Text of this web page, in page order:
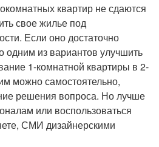
квартир не сдаются
свое жилье под
Если оно достаточно
из вариантов улучшить
1-комнатной квартиры в 2-
можно самостоятельно,
решения вопроса. Но лучше
или воспользоваться
СМИ дизайнерскими